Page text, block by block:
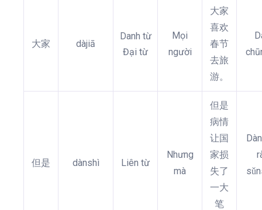
大家 dàjiā
Danh từ
Đại từ
Mọi
người
大家
喜欢
春节
去旅
游。
但是 dànshì Liên từ
Nhưng
mà
但是
病情
让国
家损
失了
一大
笔